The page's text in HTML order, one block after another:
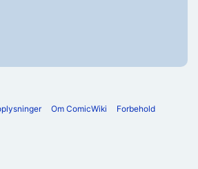
Om ComicWiki Forbehold